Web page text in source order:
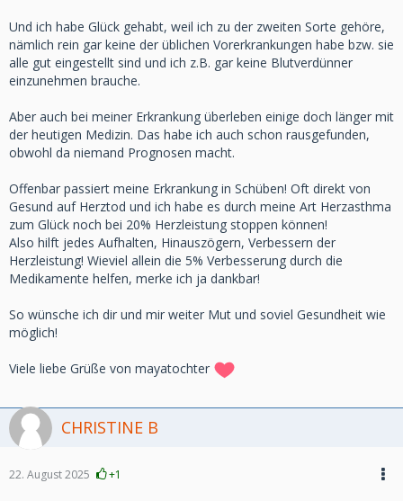
Und ich habe Glück gehabt, weil ich zu der zweiten Sorte gehöre,
nämlich rein gar keine der üblichen Vorerkrankungen habe bzw. sie
alle gut eingestellt sind und ich z.B. gar keine Blutverdünner
einzunehmen brauche.
Aber auch bei meiner Erkrankung überleben einige doch länger mit
der heutigen Medizin. Das habe ich auch schon rausgefunden,
obwohl da niemand Prognosen macht.
Offenbar passiert meine Erkrankung in Schüben! Oft direkt von
Gesund auf Herztod und ich habe es durch meine Art Herzasthma
zum Glück noch bei 20% Herzleistung stoppen können!
Also hilft jedes Aufhalten, Hinauszögern, Verbessern der
Herzleistung! Wieviel allein die 5% Verbesserung durch die
Medikamente helfen, merke ich ja dankbar!
So wünsche ich dir und mir weiter Mut und soviel Gesundheit wie
möglich!
Viele liebe Grüße von mayatochter
CHRISTINE B
22. August 2025 +1